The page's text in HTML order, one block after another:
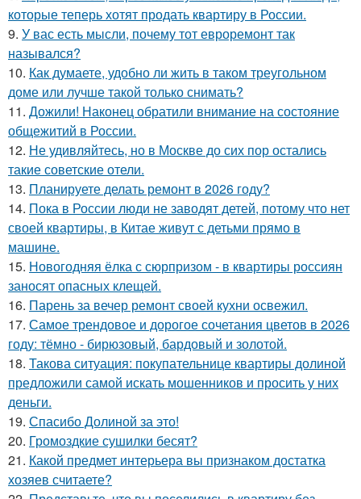
которые теперь хотят продать квартиру в России.
9. У вас есть мысли, почему тот евроремонт так
назывался?
10. Как думаете, удобно ли жить в таком треугольном
доме или лучше такой только снимать?
11. Дожили! Наконец обратили внимание на состояние
общежитий в России.
12. Не удивляйтесь, но в Москве до сих пор остались
такие советские отели.
13. Планируете делать ремонт в 2026 году?
14. Пока в России люди не заводят детей, потому что нет
своей квартиры, в Китае живут с детьми прямо в
машине.
15. Новогодняя ёлка с сюрпризом - в квартиры россиян
заносят опасных клещей.
16. Парень за вечер ремонт своей кухни освежил.
17. Самое трендовое и дорогое сочетания цветов в 2026
году: тёмно - бирюзовый, бардовый и золотой.
18. Такова ситуация: покупательнице квартиры долиной
предложили самой искать мошенников и просить у них
деньги.
19. Спасибо Долиной за это!
20. Громоздкие сушилки бесят?
21. Какой предмет интерьера вы признаком достатка
хозяев считаете?